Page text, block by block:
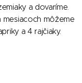
a dovaríme.
môžeme
a 4 rajčiaky.